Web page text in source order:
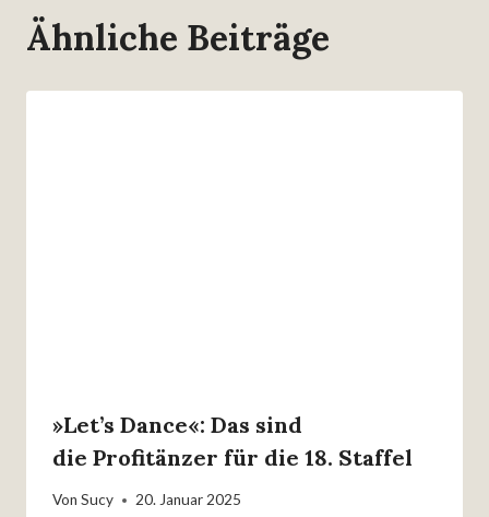
Ähnliche Beiträge
»Let’s Dance«: Das sind
die Profitänzer für die 18. Staffel
Von Sucy 20. Januar 2025